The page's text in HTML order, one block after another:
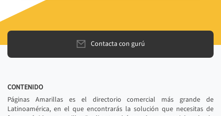
Contacta con gurú
CONTENIDO
Páginas Amarillas es el directorio comercial más grande de
Latinoamérica, en el que encontrarás la solución que necesitas de